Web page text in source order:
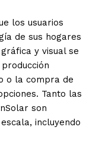
los usuarios
de sus hogares
y visual se
o la compra de
Tanto las
son
incluyendo